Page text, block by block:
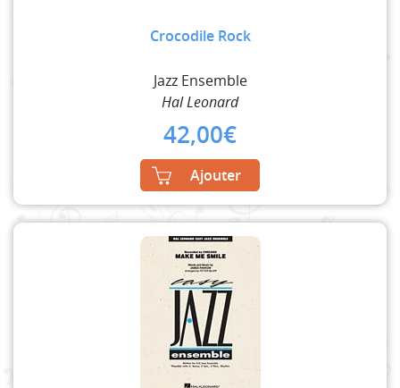
Crocodile Rock
Jazz Ensemble
Hal Leonard
42,00€
Ajouter